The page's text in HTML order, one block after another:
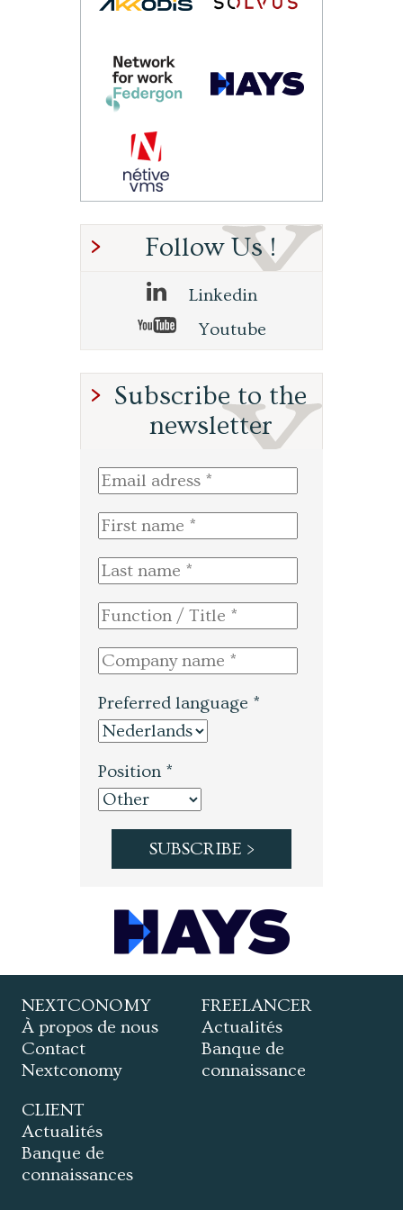
Follow Us !
Linkedin
Youtube
Subscribe to the
newsletter
Preferred language *
Position *
NEXTCONOMY
À propos de nous
Contact
Nextconomy
FREELANCER
Actualités
Banque de
connaissance
CLIENT
Actualités
Banque de
connaissances